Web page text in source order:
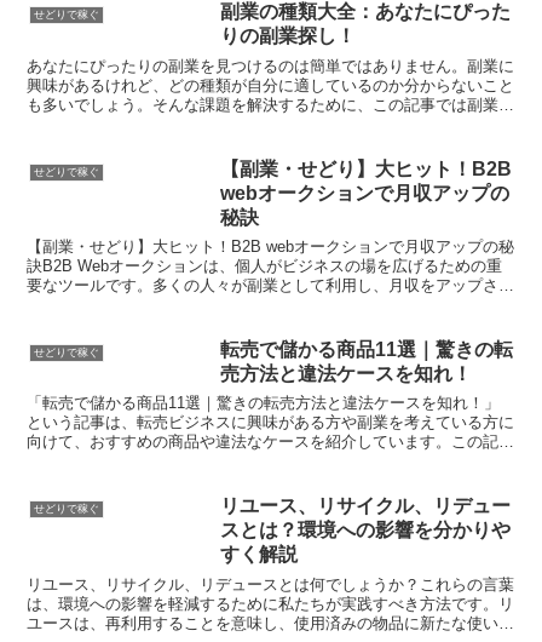
せどりで稼ぐ
副業の種類大全：あなたにぴった
りの副業探し！
あなたにぴったりの副業を見つけるのは簡単ではありません。副業に
興味があるけれど、どの種類が自分に適しているのか分からないこと
も多いでしょう。そんな課題を解決するために、この記事では副業の
せどりで稼ぐ
【副業・せどり】大ヒット！B2B
webオークションで月収アップの
秘訣
【副業・せどり】大ヒット！B2B webオークションで月収アップの秘
訣B2B Webオークションは、個人がビジネスの場を広げるための重
要なツールです。多くの人々が副業として利用し、月収をアップさせ
せどりで稼ぐ
転売で儲かる商品11選｜驚きの転
売方法と違法ケースを知れ！
「転売で儲かる商品11選｜驚きの転売方法と違法ケースを知れ！」
という記事は、転売ビジネスに興味がある方や副業を考えている方に
向けて、おすすめの商品や違法なケースを紹介しています。この記事
せどりで稼ぐ
リユース、リサイクル、リデュー
スとは？環境への影響を分かりや
すく解説
リユース、リサイクル、リデュースとは何でしょうか？これらの言葉
は、環境への影響を軽減するために私たちが実践すべき方法です。リ
ユースは、再利用することを意味し、使用済みの物品に新たな使い道